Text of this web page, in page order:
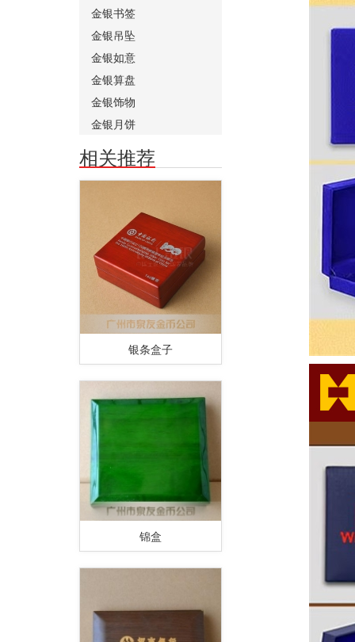
金银书签
金银吊坠
金银如意
金银算盘
金银饰物
金银月饼
相关推荐
银条盒子
锦盒